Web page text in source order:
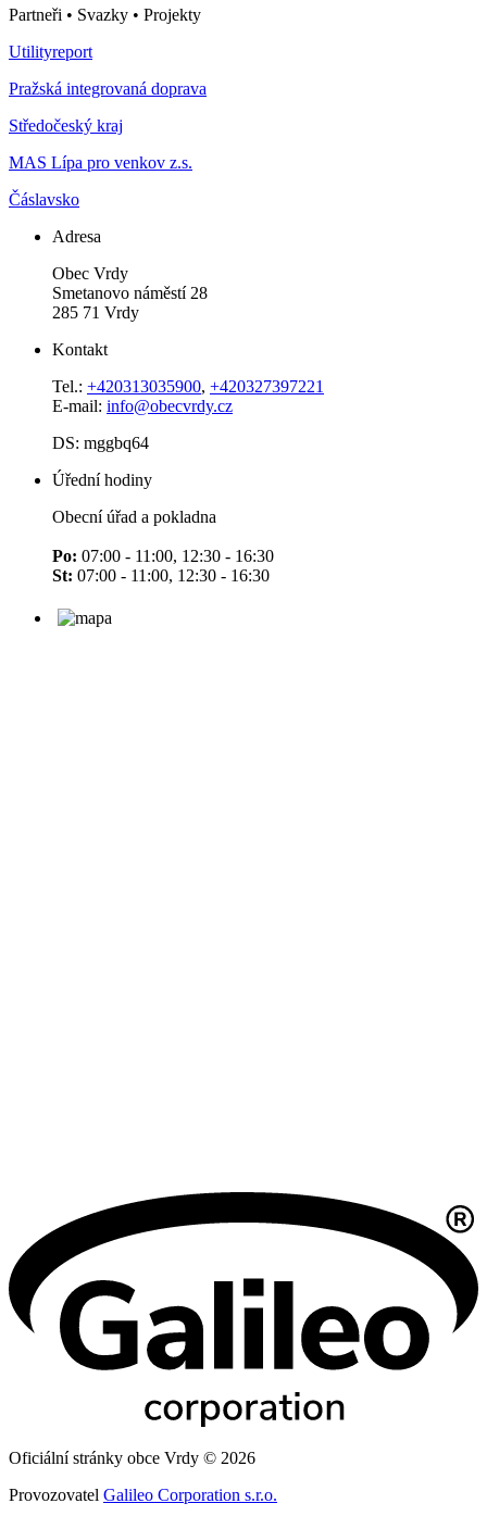
Partneři • Svazky • Projekty
Utilityreport
Pražská integrovaná doprava
Středočeský kraj
MAS Lípa pro venkov z.s.
Čáslavsko
Adresa
Obec Vrdy
Smetanovo náměstí 28
285 71 Vrdy
Kontakt
Tel.: +420313035900, +420327397221
E-mail: info@obecvrdy.cz
DS: mggbq64
Úřední hodiny
Obecní úřad a pokladna
Po: 07:00 - 11:00, 12:30 - 16:30
St: 07:00 - 11:00, 12:30 - 16:30
Oficiální stránky obce Vrdy © 2026
Provozovatel Galileo Corporation s.r.o.